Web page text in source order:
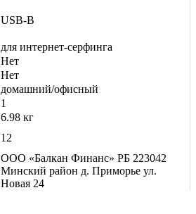
USB-B
для интернет-серфинга
Нет
Нет
домашний/офисный
1
6.98 кг
12
ООО «Балкан Финанс» РБ 223042
Минский район д. Приморье ул.
Новая 24